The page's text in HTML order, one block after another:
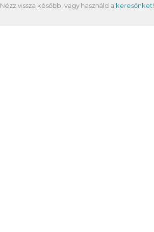
Nézz vissza később, vagy használd a keresőnket!